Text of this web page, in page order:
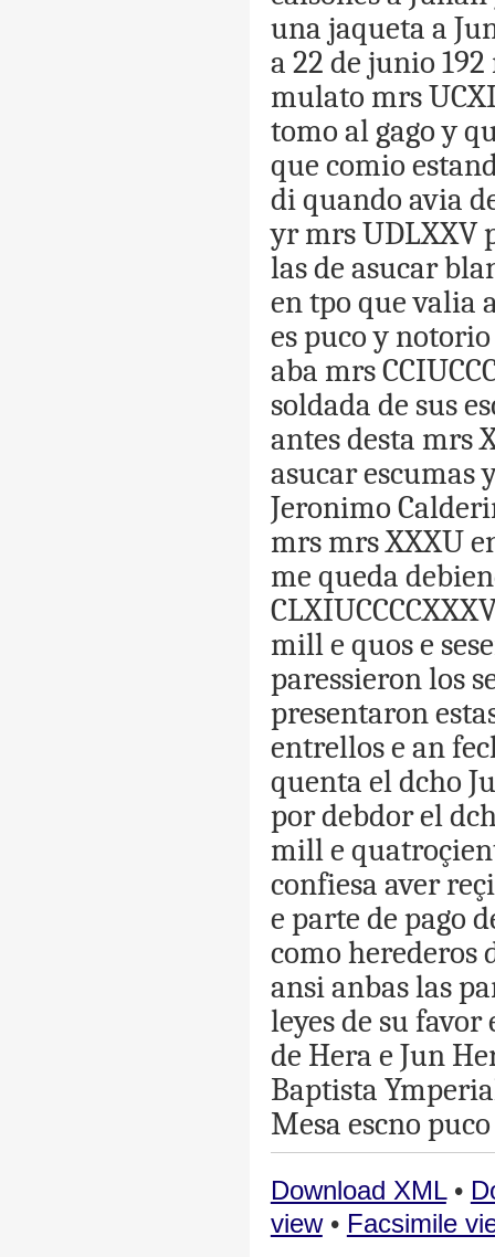
una jaqueta a
a 22 de junio 192
mulato mrs
tomo al gago y
que comio
diquando avia
yr mrsUDLXXV
lasde asucar
entpo que valia
espuco y notorio
aba mrs
soldada de sus
antesdesta mrs
asucarescumas
Jeronimo
mrs mrsXXXU
me queda
mille quose
paressieronlos
presentaron
entrellose an
quenta eldcho
pordebdorel
mille
confiesa aver
e parte de pago
como herederos
ansianbaslas
leyesde su favor
de Hera e Jun
Baptista
Mesa escno puco
Download XML•
view• Facsimile